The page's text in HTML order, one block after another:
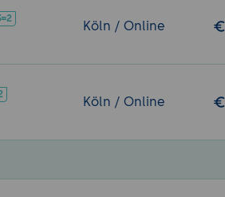
Erfolgsfaktoren und Risiken
Praktische Übungen
Anwendung von
Code-Reviews und
Diskussion von
Köln / Online
Köln / Online